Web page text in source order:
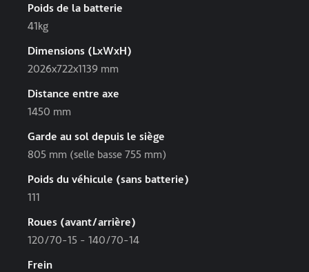
Poids de la batterie
41kg
Dimensions (LxWxH)
2026x722x1139 mm
Distance entre axe
1450 mm
Garde au sol depuis le siège
805 mm (selle basse 755 mm)
Poids du véhicule (sans batterie)
111
Roues (avant/arrière)
120/70-15 - 140/70-14
Frein